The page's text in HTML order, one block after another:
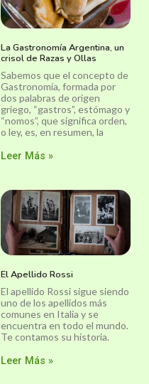
La Gastronomía Argentina, un
crisol de Razas y Ollas
Sabemos que el concepto de
Gastronomía, formada por
dos palabras de origen
griego, “gastros”, estómago y
“nomos”, que significa orden,
o ley, es, en resumen, la
Leer Más »
El Apellido Rossi
El apellido Rossi sigue siendo
uno de los apellidos más
comunes en Italia y se
encuentra en todo el mundo.
Te contamos su historia.
Leer Más »